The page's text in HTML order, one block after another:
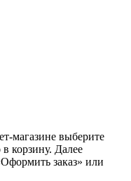
магазине выберите
корзину. Далее
заказ» или